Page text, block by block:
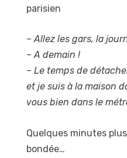
parisien
– Allez les gars, la
– A demain !
– Le temps de
et je suis à la maison
vous bien dans le
Quelques minutes
bondée…